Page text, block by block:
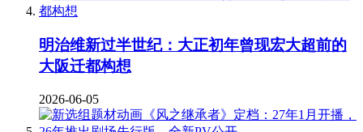
明治维新过半世纪：大正初年曾现宏大超前的
大阪迁都构想
2026-06-05